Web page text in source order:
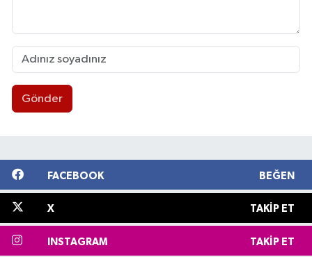
Gönder
FACEBOOK BEĞEN
X TAKIP ET
INSTAGRAM TAKIP ET